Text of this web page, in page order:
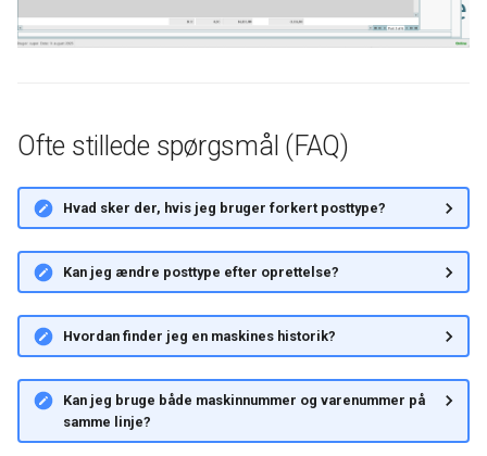
Ofte stillede spørgsmål (FAQ)
Hvad sker der, hvis jeg bruger forkert posttype?
Kan jeg ændre posttype efter oprettelse?
Hvordan finder jeg en maskines historik?
Kan jeg bruge både maskinnummer og varenummer på
samme linje?